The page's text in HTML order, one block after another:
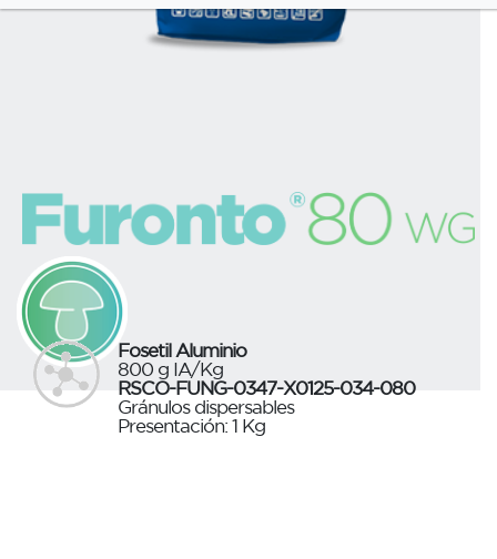
Fosetil Aluminio
800 g IA/Kg
RSCO-FUNG-0347-X0125-034-080
Gránulos dispersables
Presentación: 1 Kg